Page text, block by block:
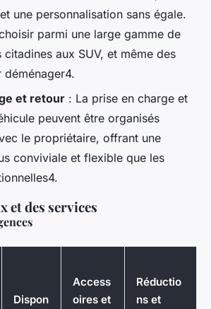
une personnalisation sans égale.
parmi une large gamme de
citadines aux SUV, et même des
déménager4.
et retour : La prise en charge et
peuvent être organisés
le propriétaire, offrant une
conviviale et flexible que les
et des services
Dispon
Access
oires et
Réductio
ns et